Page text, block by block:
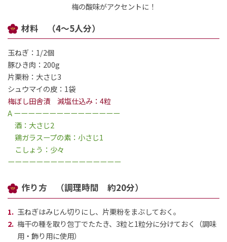
配送について
0120-12-2486
休業日：日曜・祝日／土曜は不定休
お問い合わせフォームはこちら
閉じる
梅の酸味がアクセントに！
材料 （4～5人分）
玉ねぎ：1/2個
豚ひき肉：200g
片栗粉：大さじ3
シュウマイの皮：1袋
梅ぼし田舎漬 減塩仕込み：4粒
A ーーーーーーーーーーーーーーー
酒：大さじ2
鶏ガラスープの素：小さじ1
こしょう：少々
ーーーーーーーーーーーーーーーー
作り方 （調理時間 約20分）
玉ねぎはみじん切りにし、片栗粉をまぶしておく。
梅干の種を取り包丁でたたき、3粒と1粒分に分けておく（調味
用・飾り用に使用）